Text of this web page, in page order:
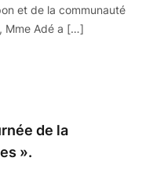
et de la communauté
Mme Adé a […]
de la
».